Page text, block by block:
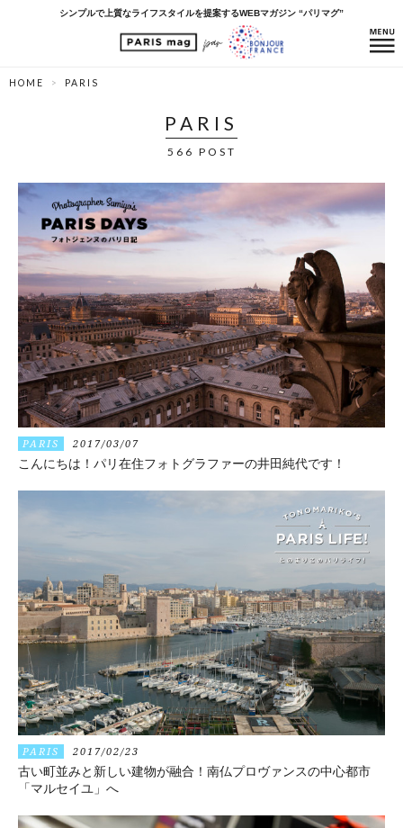
シンプルで上質なライフスタイルを提案するWEBマガジン “パリマグ”
HOME PARIS
PARIS
566 POST
PARIS 2017/03/07
こんにちは！パリ在住フォトグラファーの井田純代です！
PARIS 2017/02/23
古い町並みと新しい建物が融合！南仏プロヴァンスの中心都市
「マルセイユ」へ